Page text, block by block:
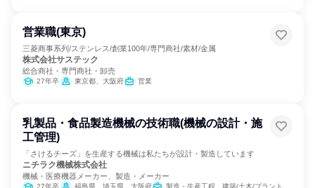
営業職(東京)
三菱商事系列/ステンレス/創業100年/専門商社/素材/金属
株式会社サステック
総合商社・専門商社・卸売
27年卒 東京都、大阪府 営業
乳製品・食品製造機械の技術職(機械の設計・施
工管理)
「さけるチーズ」を生産する機械は私たちが設計・製造しています
ニチラク機械株式会社
機械・医療機器メーカー、製造・メーカー
27年卒 福島県、埼玉県、大阪府 製造・生産工程、建築/土木/プラント専門職